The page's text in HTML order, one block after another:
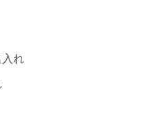
入れ